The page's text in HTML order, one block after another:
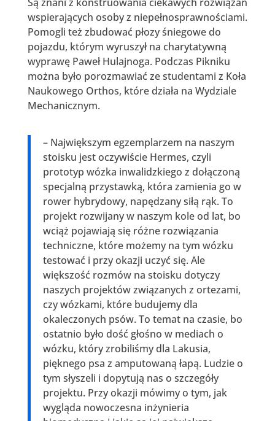
wspierających osoby z niepełnosprawnościami.
Pomogli też zbudować płozy śniegowe do
pojazdu, którym wyruszył na charytatywną
wyprawę Paweł Hulajnoga. Podczas Pikniku
można było porozmawiać ze studentami z Koła
Naukowego Orthos, które działa na Wydziale
Mechanicznym.
– Największym egzemplarzem na naszym
stoisku jest oczywiście Hermes, czyli
prototyp wózka inwalidzkiego z dołączoną
specjalną przystawką, która zamienia go w
rower hybrydowy, napędzany siłą rąk. To
projekt rozwijany w naszym kole od lat, bo
wciąż pojawiają się różne rozwiązania
techniczne, które możemy na tym wózku
testować i przy okazji uczyć się. Ale
większość rozmów na stoisku dotyczy
naszych projektów związanych z ortezami,
czy wózkami, które budujemy dla
okaleczonych psów. To temat na czasie, bo
ostatnio było dość głośno w mediach o
wózku, który zrobiliśmy dla Lakusia,
pięknego psa z amputowaną łapą. Ludzie o
tym słyszeli i dopytują nas o szczegóły
projektu. Przy okazji mówimy o tym, jak
wygląda nowoczesna inżynieria